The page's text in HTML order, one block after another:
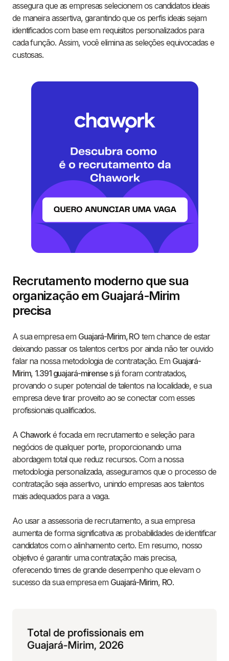
assegura que as empresas selecionem os candidatos ideais
de maneira assertiva, garantindo que os perfis ideais sejam
identificados com base em requisitos personalizados para
cada função. Assim, você elimina as seleções equivocadas e
custosas.
Recrutamento moderno que sua
organização em Guajará-Mirim
precisa
A sua empresa em Guajará-Mirim, RO tem chance de estar
deixando passar os talentos certos por ainda não ter ouvido
falar na nossa metodologia de contratação. Em Guajará-
Mirim, 1.391 guajará-mirense sjá foram contratados,
provando o super potencial de talentos na localidade, e sua
empresa deve tirar proveito ao se conectar com esses
profissionais qualificados.
A Chaworké focada em recrutamento e seleção para
negócios de qualquer porte, proporcionando uma
abordagem total que reduz recursos. Com a nossa
metodologia personalizada, asseguramos que o processo de
contratação seja assertivo, unindo empresas aos talentos
mais adequados para a vaga.
Ao usar a assessoria de recrutamento, a sua empresa
aumenta de forma significativa as probabilidades de identificar
candidatos com o alinhamento certo. Em resumo, nosso
objetivo é garantir uma contratação mais precisa,
oferecendo times de grande desempenho que elevam o
sucesso da sua empresa em Guajará-Mirim, RO.